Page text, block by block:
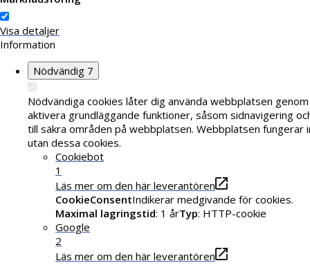
Visa detaljer
Information
Nödvändig 7
Nödvändiga cookies låter dig använda webbplatsen
aktivera grundläggande funktioner, såsom sidnavigering
till säkra områden på webbplatsen. Webbplatsen fungerar
utan dessa cookies.
Cookiebot
1
Läs mer om den här leverantören
CookieConsentIndikerar medgivande för cookies.
Maximal lagringstid: 1 årTyp: HTTP-cookie
Google
2
Läs mer om den här leverantören